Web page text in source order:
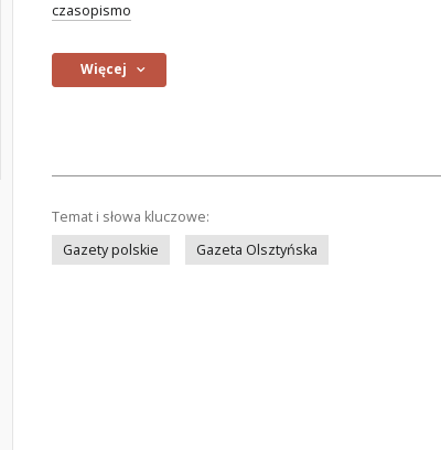
czasopismo
Więcej
Temat i słowa kluczowe:
Gazety polskie
Gazeta Olsztyńska